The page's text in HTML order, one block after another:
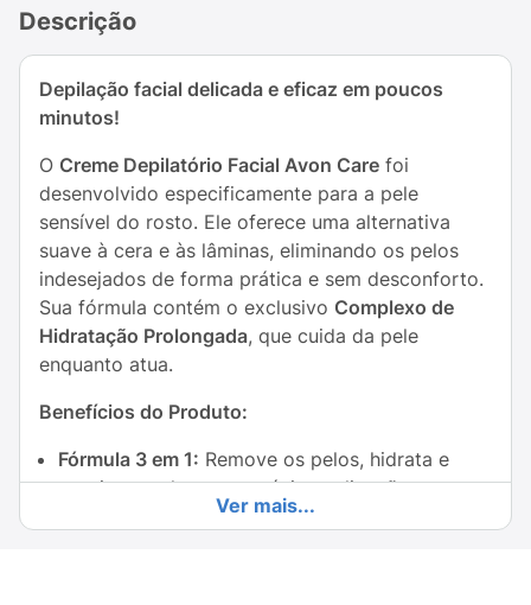
Descrição
Depilação facial delicada e eficaz em poucos
minutos!
O Creme Depilatório Facial Avon Care foi
desenvolvido especificamente para a pele
sensível do rosto. Ele oferece uma alternativa
suave à cera e às lâminas, eliminando os pelos
indesejados de forma prática e sem desconforto.
Sua fórmula contém o exclusivo Complexo de
Hidratação Prolongada, que cuida da pele
enquanto atua.
Benefícios do Produto:
Fórmula 3 em 1: Remove os pelos, hidrata e
suaviza a pele em uma única aplicação.
Enriquecido com Ativos Naturais:ContémAloe
Ver mais...